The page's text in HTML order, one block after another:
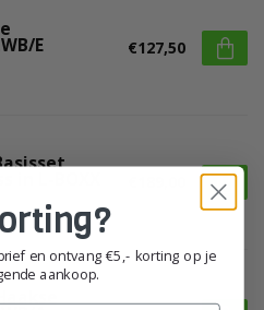
E €127,50
en ontvang €5,- korting op je
aankoop.